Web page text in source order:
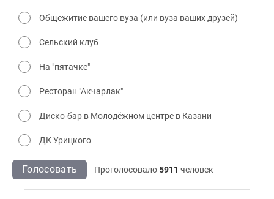
Общежитие вашего вуза (или вуза ваших друзей)
Сельский клуб
На "пятачке"
Ресторан "Акчарлак"
Диско-бар в Молодёжном центре в Казани
ДК Урицкого
Голосовать Проголосовало5911 человек